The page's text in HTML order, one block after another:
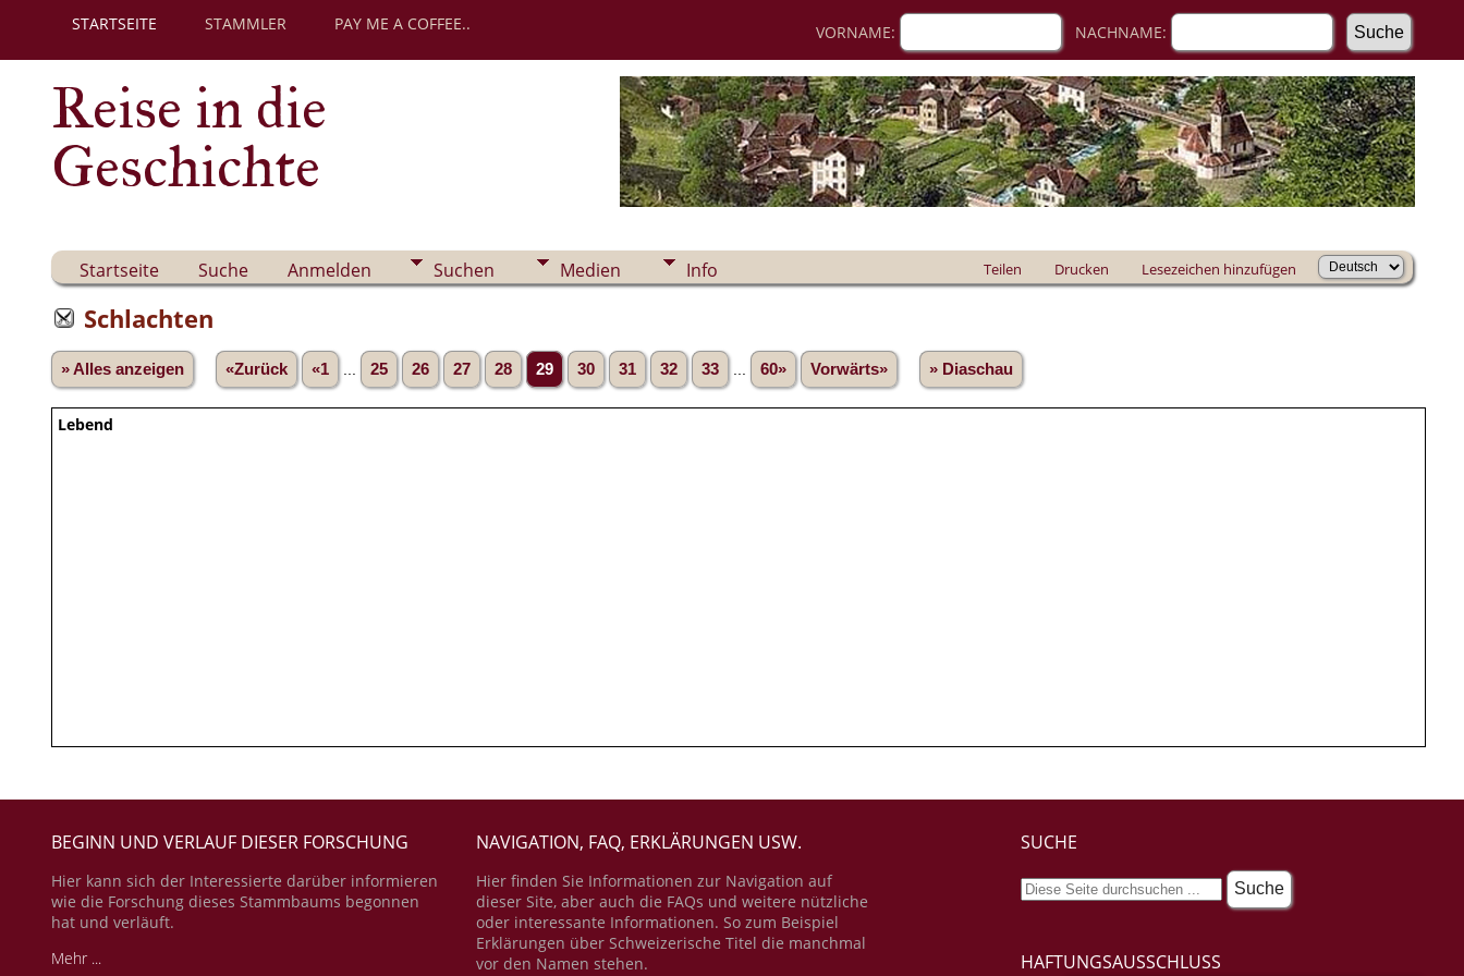
STARTSEITE STAMMLER PAY ME A COFFEE.. VORNAME: NACHNAME:
Reise in die
Geschichte
Startseite Suche Anmelden Suchen Medien Info Teilen Drucken Lesezeichen hinzufügen
Schlachten
» Alles anzeigen «Zurück «1 25 26 27 28 29 30 31 32 33 60» Vorwärts» » Diaschau
Lebend
BEGINN UND VERLAUF DIESER FORSCHUNG
Hier kann sich der Interessierte darüber informieren
wie die Forschung dieses Stammbaums begonnen
hat und verläuft.
Mehr ...
NAVIGATION, FAQ, ERKLÄRUNGEN USW.
Hier finden Sie Informationen zur Navigation auf
dieser Site, aber auch die FAQs und weitere nützliche
oder interessante Informationen. So zum Beispiel
Erklärungen über Schweizerische Titel die manchmal
vor den Namen stehen.
SUCHE
HAFTUNGSAUSSCHLUSS